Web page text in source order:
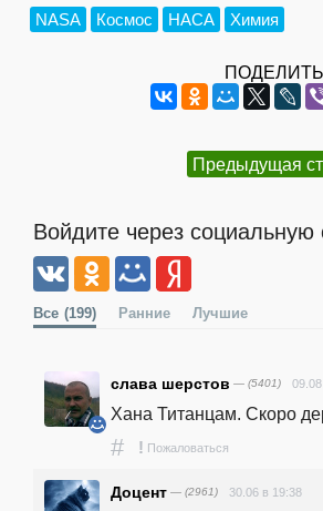
NASA Космос НАСА Химия
Предыдущая
Войдите через социальную
Все (199) Ранние Лучшие
слава шерстов — (5401)
Хана Титанцам. Скоро
# ! Пожаловаться
Доцент — (2961) 30.06 в 19:38